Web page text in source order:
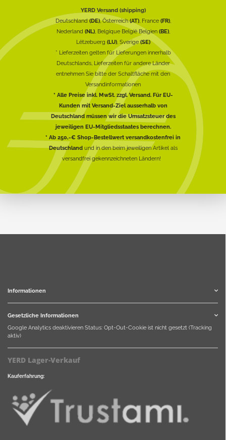
YERD Versand (shipping)
Deutschland(DE), Österreich(AT), France (FR),
Nederland (NL), Belgique België Belgien (BE),
Lëtzebuerg (LU), Sverige(SE)
* Lieferzeiten gelten für Lieferungen innerhalb
Deutschlands, Lieferzeiten für andere Länder
entnehmen Sie bitte der Schaltfläche mit den
Versandinformationen
* Alle Preise inkl. MwSt. zzgl. Versand. Für EU-
Kunden mit Versand-Ziel ausserhalb von
Deutschland müssen wir die Umsatzsteuer des
jeweiligen EU-Mitgliedsstaates berechnen.
* Ab 250,-€ Shop-Bestellwert versandkostenfrei in
Deutschlandund in den beim jeweiligen Artikel als
versandfrei gekennzeichneten Ländern!
Informationen
Gesetzliche Informationen
Google Analytics deaktivieren Status: Opt-Out-Cookie ist nicht gesetzt (Tracking
aktiv)
YERD Lager-Verkauf
Kauferfahrung: